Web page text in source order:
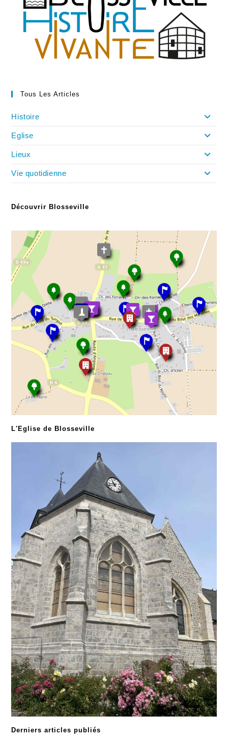
Tous Les Articles
Histoire
Eglise
Lieux
Vie quotidienne
Découvrir Blosseville
L'Eglise de Blosseville
Derniers articles publiés